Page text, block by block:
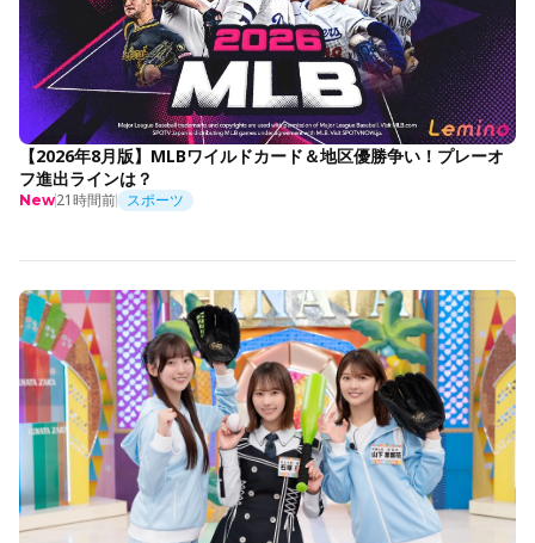
【2026年8月版】MLBワイルドカード＆地区優勝争い！プレーオ
フ進出ラインは？
New21時間前 スポーツ